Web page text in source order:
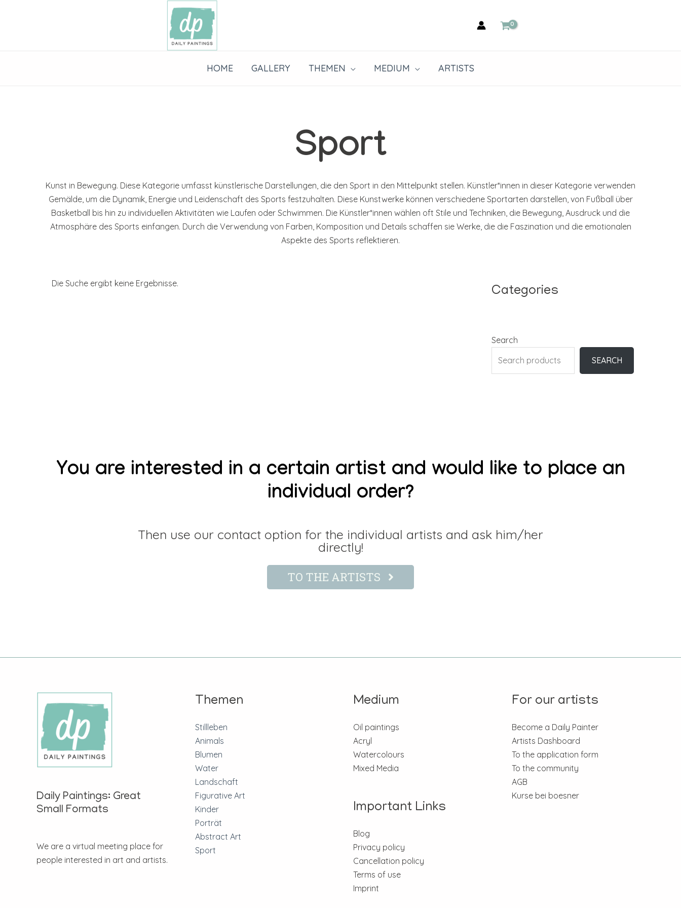
HOME GALLERY THEMEN MEDIUM ARTISTS
Sport
Kunst in Bewegung. Diese Kategorie umfasst künstlerische Darstellungen, die den Sport in den Mittelpunkt stellen. Künstler*innen in dieser Kategorie verwenden
Gemälde, um die Dynamik, Energie und Leidenschaft des Sports festzuhalten. Diese Kunstwerke können verschiedene Sportarten darstellen, von Fußball über
Basketball bis hin zu individuellen Aktivitäten wie Laufen oder Schwimmen. Die Künstler*innen wählen oft Stile und Techniken, die Bewegung, Ausdruck und die
Atmosphäre des Sports einfangen. Durch die Verwendung von Farben, Komposition und Details schaffen sie Werke, die die Faszination und die emotionalen
Aspekte des Sports reflektieren.
Die Suche ergibt keine Ergebnisse.
Categories
Search
SEARCH
You are interested in a certain artist and would like to place an
individual order?
Then use our contact option for the individual artists and ask him/her
directly!
TO THE ARTISTS
Daily Paintings: Great
Small Formats
We are a virtual meeting place for
people interested in art and artists.
Themen
Stillleben
Animals
Blumen
Water
Landschaft
Figurative Art
Kinder
Porträt
Abstract Art
Sport
Medium
Oil paintings
Acryl
Watercolours
Mixed Media
Important Links
Blog
Privacy policy
Cancellation policy
Terms of use
Imprint
For our artists
Become a Daily Painter
Artists Dashboard
To the application form
To the community
AGB
Kurse bei boesner